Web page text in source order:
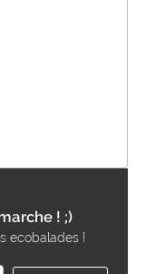
! ;)
ecobalades !